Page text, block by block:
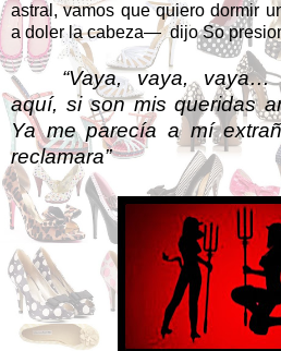
astral, vamos que quiero dormir
a doler la cabeza— dijo So
“Vaya, vaya,
aquí, si son mis queridas
Ya me parecía a mí
reclamara”